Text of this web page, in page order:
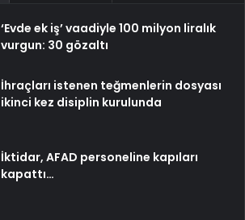
‘Evde ek iş’ vaadiyle 100 milyon liralık
vurgun: 30 gözaltı
İhraçları istenen teğmenlerin dosyası
ikinci kez disiplin kurulunda
İktidar, AFAD personeline kapıları
kapattı…